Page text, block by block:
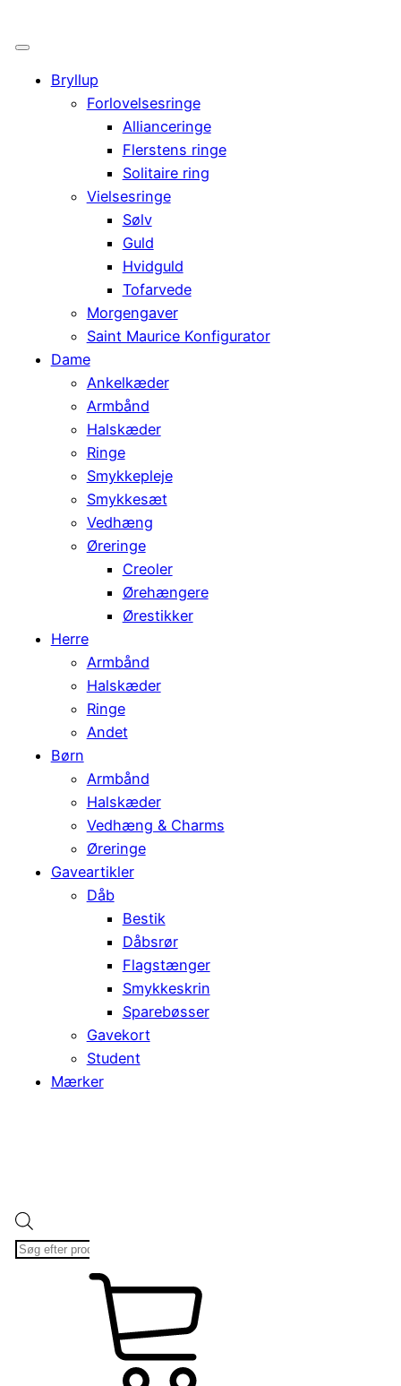
Bryllup
Forlovelsesringe
Allianceringe
Flerstens ringe
Solitaire ring
Vielsesringe
Sølv
Guld
Hvidguld
Tofarvede
Morgengaver
Saint Maurice Konfigurator
Dame
Ankelkæder
Armbånd
Halskæder
Ringe
Smykkepleje
Smykkesæt
Vedhæng
Øreringe
Creoler
Ørehængere
Ørestikker
Herre
Armbånd
Halskæder
Ringe
Andet
Børn
Armbånd
Halskæder
Vedhæng & Charms
Øreringe
Gaveartikler
Dåb
Bestik
Dåbsrør
Flagstænger
Smykkeskrin
Sparebøsser
Gavekort
Student
Mærker
Products
search